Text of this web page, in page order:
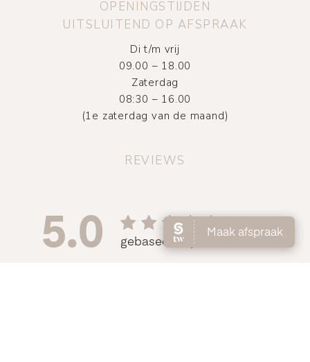
OPENINGSTIJDEN
UITSLUITEND OP AFSPRAAK
Di t/m vrij
09.00 – 18.00
Zaterdag
08:30 – 16.00
(1e zaterdag van de maand)
REVIEWS